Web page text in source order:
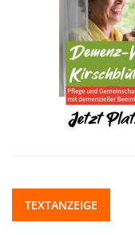
TEXTANZEIGE